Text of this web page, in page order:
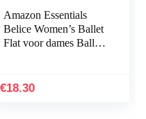
Amazon Essentials
Belice Women’s Ballet
Flat voor dames Ballet
€18.30